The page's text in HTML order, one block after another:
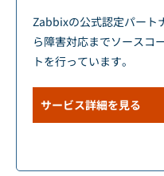
Zabbixの公式認定パート
ら障害対応までソースコ
トを行っています。
サービス詳細を見る